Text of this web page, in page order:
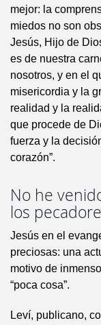
mejor: la
miedos no son
Jesús, Hijo de
es de nuestra
nosotros, y en el
misericordia y la
realidad y la
que procede de
fuerza y la
corazón”.
No he
los
Jesús en el
preciosas: una
motivo de
“poca cosa”.
Leví, publicano,